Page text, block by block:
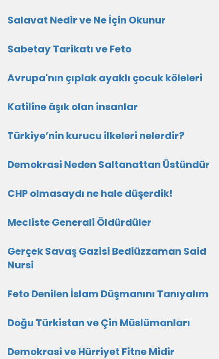
Salavat Nedir ve Ne İçin Okunur
Sabetay Tarikatı ve Feto
Avrupa'nın çıplak ayaklı çocuk köleleri
Katiline âşık olan insanlar
Türkiye’nin kurucu ilkeleri nelerdir?
Demokrasi Neden Saltanattan Üstündür
CHP olmasaydı ne hale düşerdik!
Mecliste Generali Öldürdüler
Gerçek Savaş Gazisi Bediüzzaman Said
Nursi
Feto Denilen İslam Düşmanını Tanıyalım
Doğu Türkistan ve Çin Müslümanları
Demokrasi ve Hürriyet Fitne Midir